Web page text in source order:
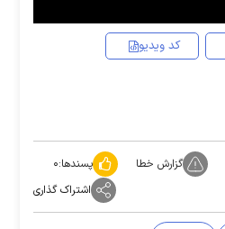
کد ویدیو
گزارش خطا پسندها:۰
اشتراک گذاری